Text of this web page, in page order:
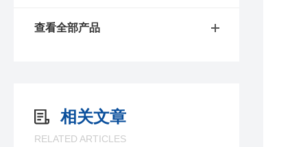
查看全部产品
相关文章
RELATED ARTICLES